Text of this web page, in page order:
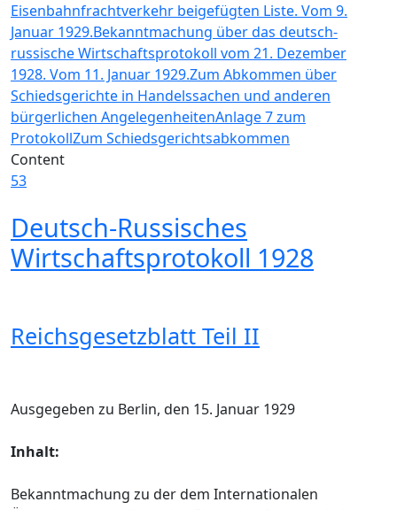
Eisenbahnfrachtverkehr beigefügten Liste. Vom 9.
Januar 1929.Bekanntmachung über das deutsch-
russische Wirtschaftsprotokoll vom 21. Dezember
1928. Vom 11. Januar 1929.Zum Abkommen über
Schiedsgerichte in Handelssachen und anderen
bürgerlichen AngelegenheitenAnlage 7 zum
ProtokollZum Schiedsgerichtsabkommen
Content
53
Deutsch-Russisches
Wirtschaftsprotokoll 1928
Reichsgesetzblatt Teil II
Ausgegeben zu Berlin, den 15. Januar 1929
Inhalt:
Bekanntmachung zu der dem Internationalen